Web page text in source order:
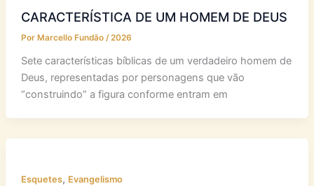
CARACTERÍSTICA DE UM HOMEM DE DEUS
Por Marcello Fundão /2026
Sete características bíblicas de um verdadeiro homem de
Deus, representadas por personagens que vão
“construindo” a figura conforme entram em
Esquetes, Evangelismo